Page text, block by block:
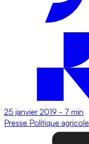
25 janvier 2019 - 7 min
Presse Politique agricole